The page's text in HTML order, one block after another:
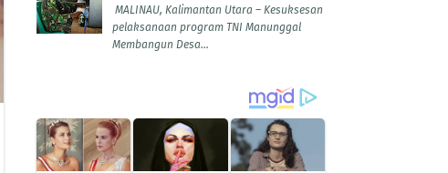
MALINAU, Kalimantan Utara – Kesuksesan
pelaksanaan program TNI Manunggal
Membangun Desa...